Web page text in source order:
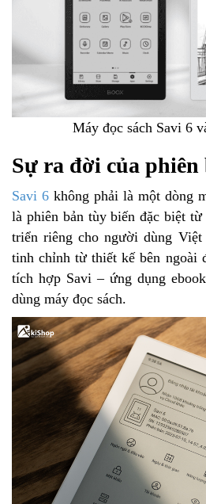
Máy đọc sách Savi 6
Sự ra đời của phiên
Savi 6 không phải là một dòng
là phiên bản tùy biến đặc biệt
triển riêng cho người dùng Việt
tinh chỉnh từ thiết kế bên ngoài
tích hợp Savi – ứng dụng
dùng máy đọc sách.